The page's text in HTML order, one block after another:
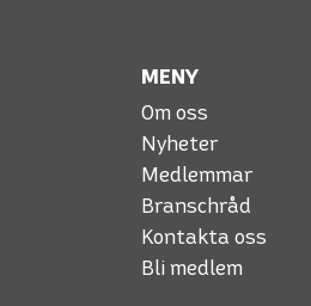
MENY
Om oss
Nyheter
Medlemmar
Branschråd
Kontakta oss
Bli medlem